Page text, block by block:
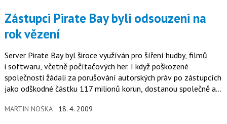
Zástupci Pirate Bay byli odsouzeni na
rok vězení
Server Pirate Bay byl široce využíván pro šíření hudby, filmů
i softwaru, včetně počítačových her. I když poškozené
společnosti žádali za porušování autorských práv po zástupcích
jako odškodné částku 117 milionů korun, dostanou společně asi
MARTIN NOSKA 18. 4. 2009